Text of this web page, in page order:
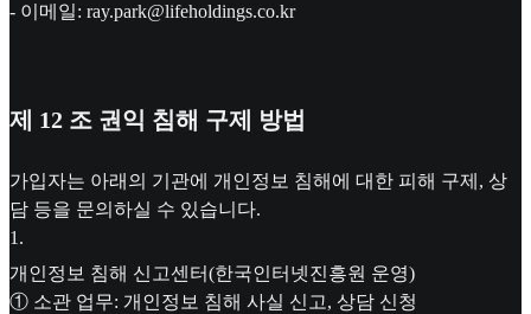
- 이메일: ray.park@lifeholdings.co.kr
제 12 조 권익 침해 구제 방법
가입자는 아래의 기관에 개인정보 침해에 대한 피해 구제, 상
담 등을 문의하실 수 있습니다.
1 .
개인정보 침해 신고센터(한국인터넷진흥원 운영)
① 소관 업무: 개인정보 침해 사실 신고, 상담 신청